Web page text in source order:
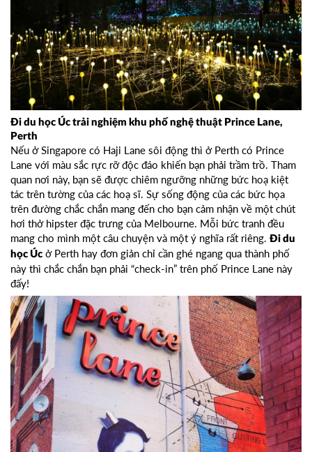
Đi du học Úc trải nghiệm khu phố nghệ thuật Prince Lane,
Perth
Nếu ở Singapore có Haji Lane sôi động thì ở Perth có Prince
Lane với màu sắc rực rỡ độc đáo khiến bạn phải trầm trồ. Tham
quan nơi này, bạn sẽ được chiêm ngưỡng những bức hoạ kiệt
tác trên tường của các hoạ sĩ. Sự sống động của các bức họa
trên đường chắc chắn mang đến cho bạn cảm nhận về một chút
hơi thở hipster đặc trưng của Melbourne. Mỗi bức tranh đều
mang cho mình một câu chuyện và một ý nghĩa rất riêng. Đi du
học Úc ở Perth hay đơn giản chỉ cần ghé ngang qua thành phố
này thì chắc chắn bạn phải “check-in” trên phố Prince Lane này
đấy!